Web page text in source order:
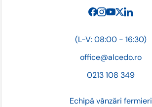
(L-V: 08:00 - 16:30)
office@alcedo.ro
0213 108 349
Echipă vânzări fermieri